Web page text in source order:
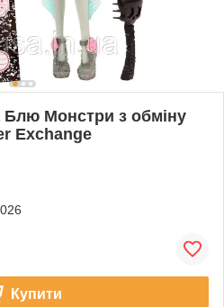
Блю Монстри з обміну
Exchange
Купити